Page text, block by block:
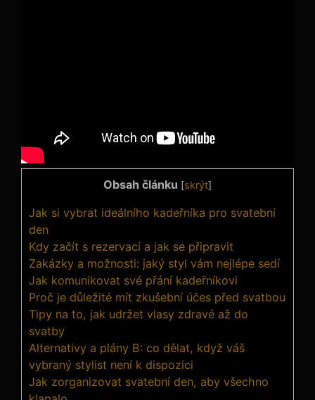
Obsah článku [skrýt]
Jak si vybrat ideálního kadeřníka pro svatební ​
den
Kdy začít⁤ s rezervací a jak se připravit
Zakázky a možnosti: jaký styl vám nejlépe sedí
Jak komunikovat své přání⁣ kadeřníkovi
Proč je důležité mít zkušební účes před svatbou
Tipy na to, jak udržet‌ vlasy zdravé až do
svatby
Alternativy a plány B: co dělat, když váš
vybraný stylist není k dispozici
Jak zorganizovat svatební den, aby všechno